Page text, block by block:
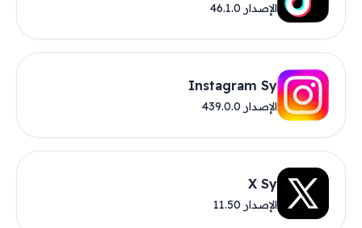
الإصدار 46.1.0
Instagram Sy
الإصدار 439.0.0
X Sy
الإصدار 11.50